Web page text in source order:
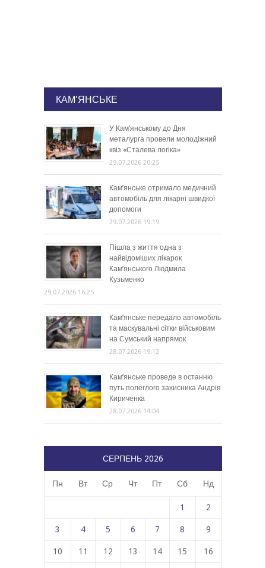
КАМ'ЯНСЬКЕ
У Кам’янському до Дня
металурга провели молодіжний
квіз «Сталева логіка»
29.07.2026 20:25
Кам’янське отримало медичний
автомобіль для лікарні швидкої
допомоги
29.07.2026 19:19
Пішла з життя одна з
найвідоміших лікарок
Кам’янського Людмила
Кузьменко
29.07.2026 16:25
Кам’янське передало автомобіль
та маскувальні сітки військовим
на Сумський напрямок
28.07.2026 19:12
Кам’янське проведе в останню
путь полеглого захисника Андрія
Кириченка
28.07.2026 14:04
СЕРПЕНЬ 2026
Пн Вт Ср Чт Пт Сб Нд
1 2
3 4 5 6 7 8 9
10 11 12 13 14 15 16